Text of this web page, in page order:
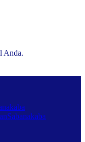
Anda.
Sabanakaba